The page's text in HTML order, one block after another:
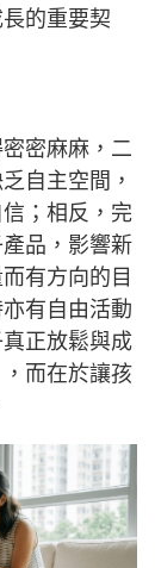
的重要契
密麻麻，二
自主空間，
；相反，完
品，影響新
有方向的目
有自由活動
正放鬆與成
而在於讓孩